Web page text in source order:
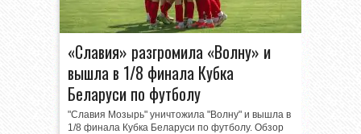
«Славия» разгромила «Волну» и
вышла в 1/8 финала Кубка
Беларуси по футболу
"Славия Мозырь" уничтожила "Волну" и вышла в
1/8 финала Кубка Беларуси по футболу. Обзор